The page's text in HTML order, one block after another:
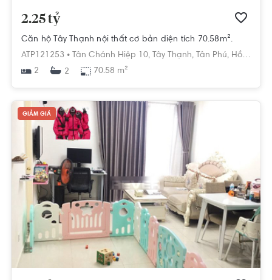
2.25 tỷ
Căn hộ Tây Thạnh nội thất cơ bản diện tích 70.58m².
ATP121253 • Tân Chánh Hiệp 10, Tây Thạnh, Tân Phú, Hồ Chí Minh
2
2 70.58 m²
GIẢM GIÁ